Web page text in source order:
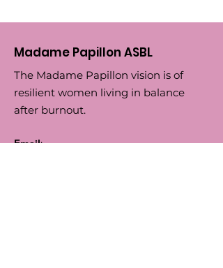
Madame Papillon ASBL
The Madame Papillon vision is of
resilient women living in balance
after burnout.
Email: